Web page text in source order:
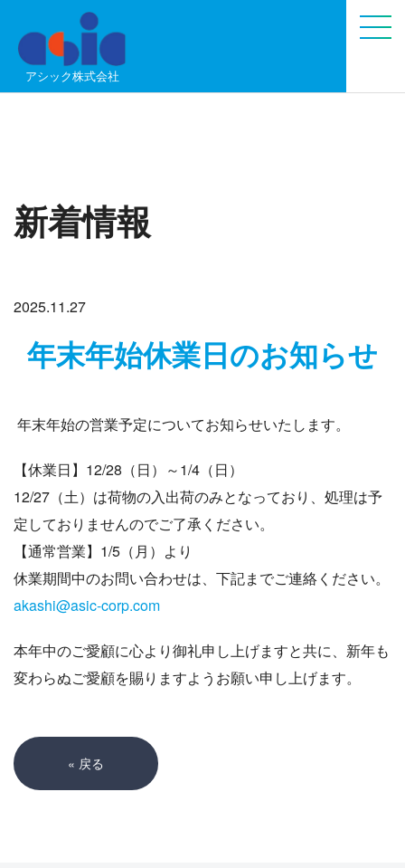
アシック株式会社
新着情報
2025.11.27
年末年始休業日のお知らせ
年末年始の営業予定についてお知らせいたします。
【休業日】12/28（日）～1/4（日）
12/27（土）は荷物の入出荷のみとなっており、処理は予
定しておりませんのでご了承ください。
【通常営業】1/5（月）より
休業期間中のお問い合わせは、下記までご連絡ください。
akashi@asic-corp.com
本年中のご愛顧に心より御礼申し上げますと共に、新年も
変わらぬご愛顧を賜りますようお願い申し上げます。
« 戻る